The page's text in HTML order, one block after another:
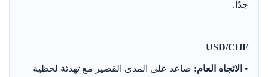
جدًا.
USD/CHF
• الاتجاه العام: صاعد على المدى القصير مع تهدئة لحظية